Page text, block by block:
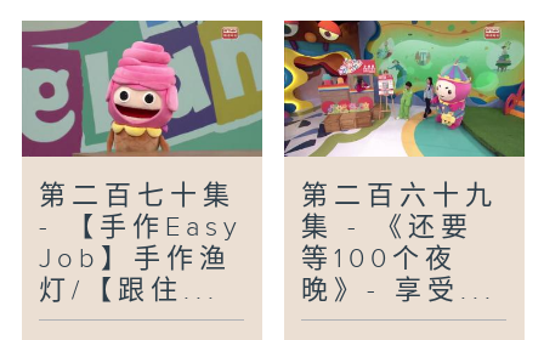
第二百七十集
- 【手作Easy
Job】手作渔
灯/【跟住...
第二百六十九
集 - 《还要
等100个夜
晚》- 享受...